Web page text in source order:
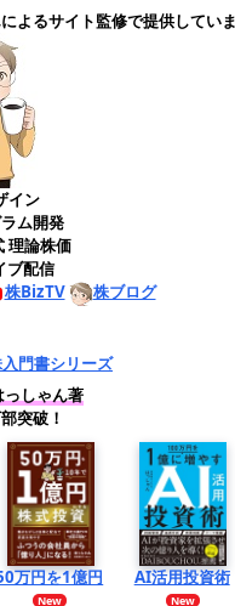
よるサイト監修で提供してい
イン
ム開発
理論株価
ブ配信
株BizTV 株ブログ
門書シリーズ
しゃん著
突破！
万円を1億円 AI活用投資術